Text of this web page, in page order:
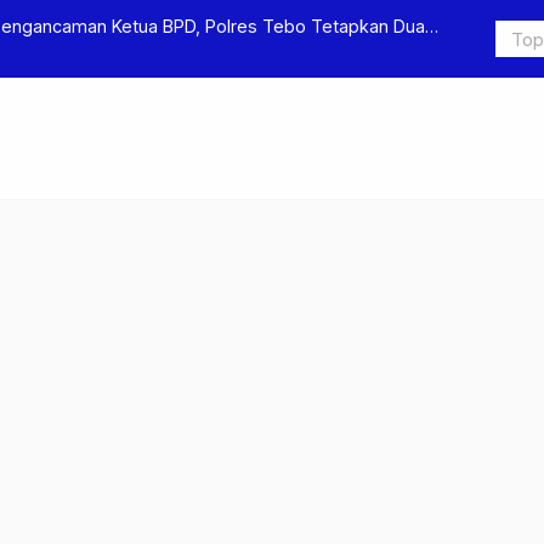
Ketua BPD, Polres Tebo Tetapkan Dua
Polres